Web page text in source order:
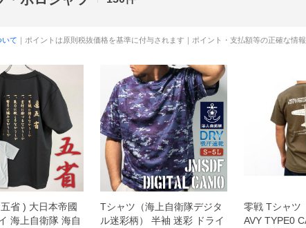
いて ｜ポイントは原則税抜価格を基準に付与されます｜ポイント・支払額等の正確な情
省 ) 大日本帝國
海上自衛隊 海自
Tシャツ（海上自衛隊デジタ
ル迷彩柄） 半袖 迷彩 ドライ
零戦 Tシャツ
AVY TYPE0